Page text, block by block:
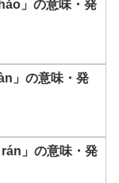
」の意味・発
」の意味・発
」の意味・発